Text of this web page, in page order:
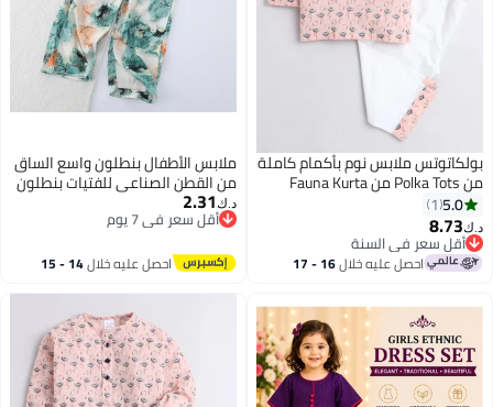
6
بولكاتوتس ملابس نوم بأكمام كاملة
من Polka Tots من Fauna Kurta
Pyjama - لون الخوخ
5.0
1
د.ك‏8.73
أقل سعر في السنة
أقل سعر في السنة
احصل عليه خلال 16 - 17
ملابس الأطفال بنطلون واسع الساق
من القطن الصناعي للفتيات بنطلون
مستقيم من حرير القطن بنطلون
قصير فضفاض رقيق للأطفال
د.ك‏2.31
أقل سعر في 7 يوم
أقل سعر في 7 يوم
احصل عليه خلال 14 - 15